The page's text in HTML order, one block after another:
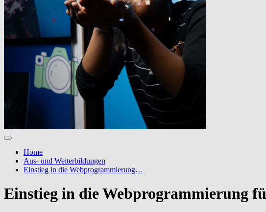
Home
Aus- und Weiterbildungen
Einstieg in die Webprogrammierung…
Einstieg in die Webprogrammierung